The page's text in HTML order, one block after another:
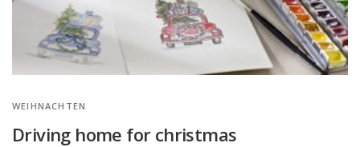
WEIHNACHTEN
Driving home for christmas